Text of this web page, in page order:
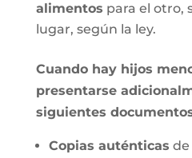
alimentos para el otro,
lugar, según la ley.
Cuando hay hijos
presentarse
siguientes
Copias auténticas de